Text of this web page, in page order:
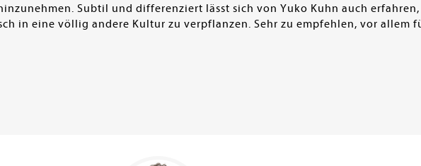
Subtil und differenziert lässt sich von Yuko Kuhn auch erfahren,
in eine völlig andere Kultur zu verpflanzen. Sehr zu empfehlen, vor allem